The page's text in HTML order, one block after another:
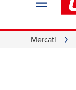
Mercati